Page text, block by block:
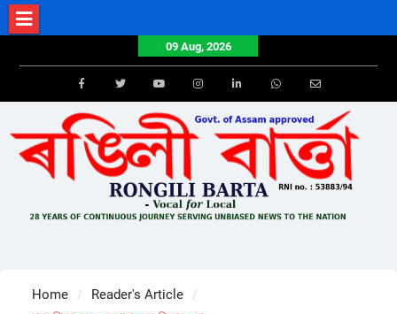
Skip
to
09 Aug, 2026
FacebookTwitterYoutube Email
Home
Reader's Article